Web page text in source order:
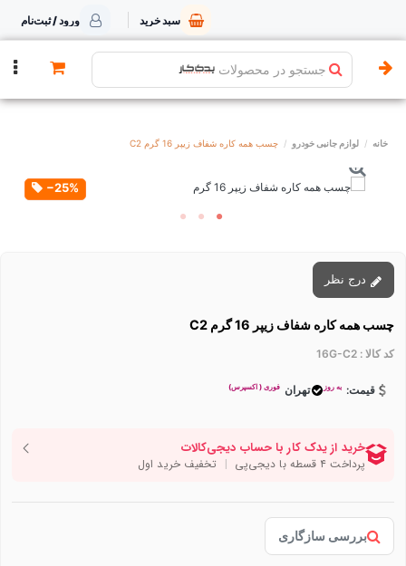
سبد خرید ورود / ثبت‌نام
جستجو در محصولات
خانه لوازم جانبی خودرو چسب همه کاره شفاف زیپر 16 گرم C2
‎−25%
چسب همه کاره شفاف زیپر 16 گرم C2
کد کالا : 16G-C2
قیمت: به روز تهران فوری ( اکسپرس)
بررسی سازگاری